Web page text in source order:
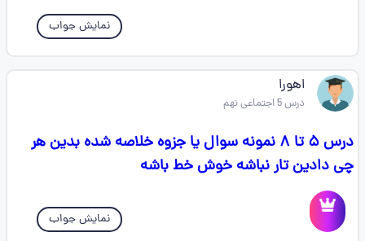
نمایش جواب
اهورا
درس 5 اجتماعی نهم
درس ۵ تا ۸ نمونه سوال یا جزوه خلاصه شده بدین هر
چی دادین تار نباشه خوش خط باشه
نمایش جواب